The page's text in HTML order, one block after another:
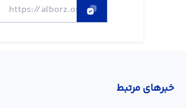
خبر‌های مرتبط